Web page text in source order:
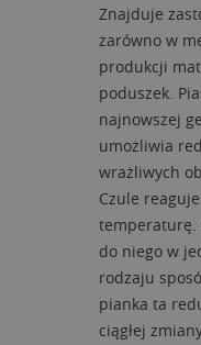
Znajduje
zarówno w
produkcji
poduszek.
najnowszej
umożliwia
wrażliwych
Czule
temperaturę.
do niego w
rodzaju
pianka ta
ciągłej